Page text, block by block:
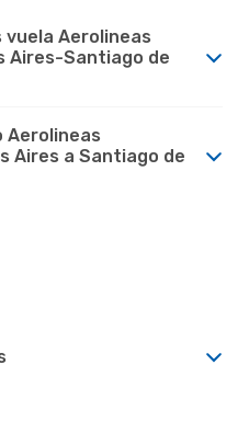
Aerolineas
Aires-Santiago de
Aerolineas
Aires a Santiago de